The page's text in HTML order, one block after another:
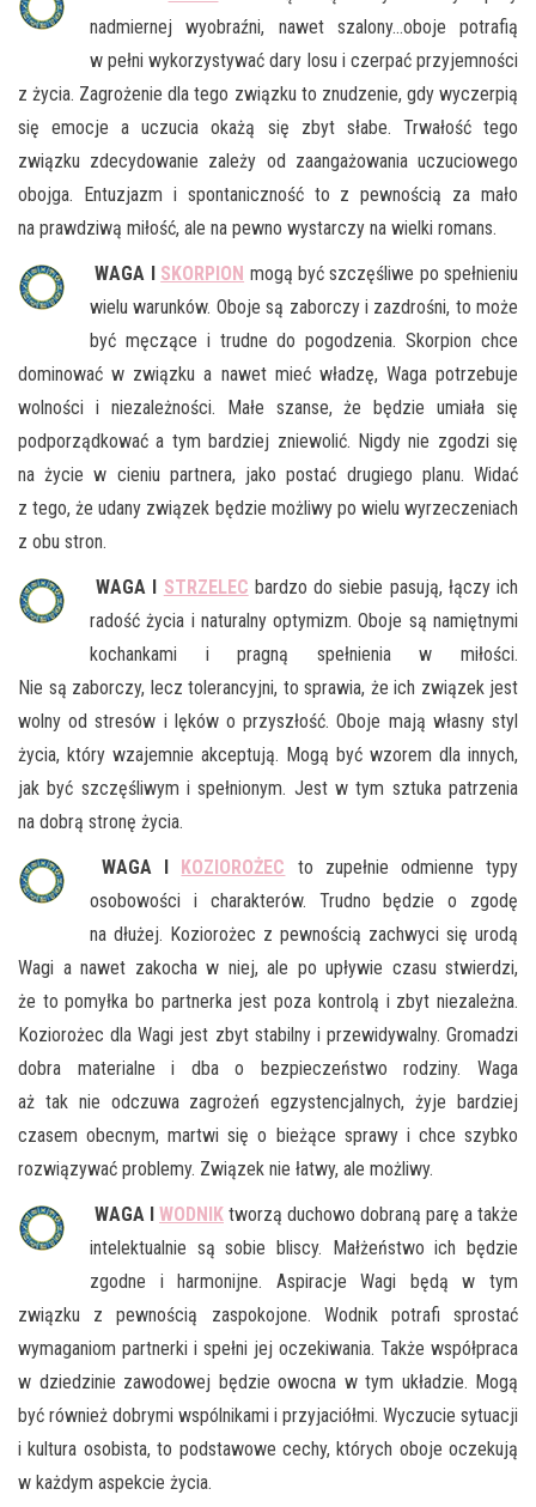
nadmiernej wyobraźni, nawet szalony…oboje potrafią
w pełni wykorzystywać dary losu i czerpać przyjemności
z życia. Zagrożenie dla tego związku to znudzenie, gdy wyczerpią
się emocje a uczucia okażą się zbyt słabe. Trwałość tego
związku zdecydowanie zależy od zaangażowania uczuciowego
obojga. Entuzjazm i spontaniczność to z pewnością za mało
na prawdziwą miłość, ale na pewno wystarczy na wielki romans.
WAGA I SKORPION mogą być szczęśliwe po spełnieniu
wielu warunków. Oboje są zaborczy i zazdrośni, to może
być męczące i trudne do pogodzenia. Skorpion chce
dominować w związku a nawet mieć władzę, Waga potrzebuje
wolności i niezależności. Małe szanse, że będzie umiała się
podporządkować a tym bardziej zniewolić. Nigdy nie zgodzi się
na życie w cieniu partnera, jako postać drugiego planu. Widać
z tego, że udany związek będzie możliwy po wielu wyrzeczeniach
z obu stron.
WAGA I STRZELEC bardzo do siebie pasują, łączy ich
radość życia i naturalny optymizm. Oboje są namiętnymi
kochankami i pragną spełnienia w miłości.
Nie są zaborczy, lecz tolerancyjni, to sprawia, że ich związek jest
wolny od stresów i lęków o przyszłość. Oboje mają własny styl
życia, który wzajemnie akceptują. Mogą być wzorem dla innych,
jak być szczęśliwym i spełnionym. Jest w tym sztuka patrzenia
na dobrą stronę życia.
WAGA I KOZIOROŻEC to zupełnie odmienne typy
osobowości i charakterów. Trudno będzie o zgodę
na dłużej. Koziorożec z pewnością zachwyci się urodą
Wagi a nawet zakocha w niej, ale po upływie czasu stwierdzi,
że to pomyłka bo partnerka jest poza kontrolą i zbyt niezależna.
Koziorożec dla Wagi jest zbyt stabilny i przewidywalny. Gromadzi
dobra materialne i dba o bezpieczeństwo rodziny. Waga
aż tak nie odczuwa zagrożeń egzystencjalnych, żyje bardziej
czasem obecnym, martwi się o bieżące sprawy i chce szybko
rozwiązywać problemy. Związek nie łatwy, ale możliwy.
WAGA I WODNIK tworzą duchowo dobraną parę a także
intelektualnie są sobie bliscy. Małżeństwo ich będzie
zgodne i harmonijne. Aspiracje Wagi będą w tym
związku z pewnością zaspokojone. Wodnik potrafi sprostać
wymaganiom partnerki i spełni jej oczekiwania. Także współpraca
w dziedzinie zawodowej będzie owocna w tym układzie. Mogą
być również dobrymi wspólnikami i przyjaciółmi. Wyczucie sytuacji
i kultura osobista, to podstawowe cechy, których oboje oczekują
w każdym aspekcie życia.